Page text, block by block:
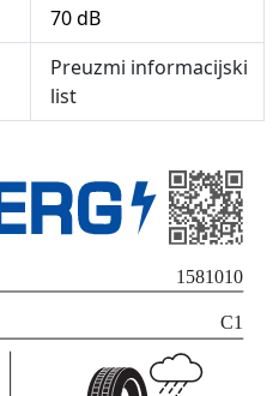
70 dB
Preuzmi informacijski
list